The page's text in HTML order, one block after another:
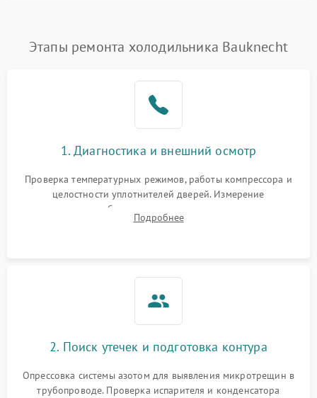
Поломка системы No Frost 2600 ₽ Подробнее →
работе
2000 ₽ Подробнее →
1000 ₽
1800 ₽
Этапы ремонта холодильника Bauknecht
1. Диагностика и внешний осмотр
Проверка температурных режимов, работы компрессора и
целостности уплотнителей дверей. Измерение
сопротивления обмоток мотора, проверка термостата и
считывание кодов ошибок с электронного дисплея.
Подробнее
2. Поиск утечек и подготовка контура
Опрессовка системы азотом для выявления микротрещин в
трубопроводе. Проверка испарителя и конденсатора